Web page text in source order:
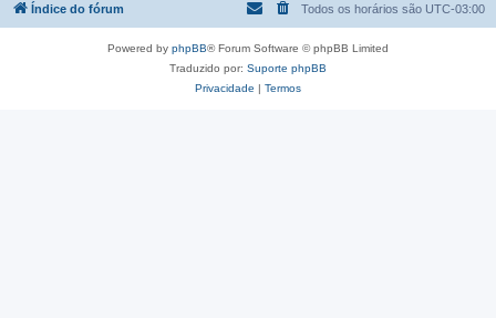
Índice do fórum Todos os horários são UTC-03:00
Powered by phpBB® Forum Software © phpBB Limited
Traduzido por: Suporte phpBB
Privacidade | Termos